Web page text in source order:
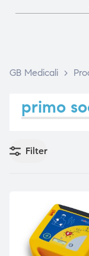
GB Medicali >
primo
Filter